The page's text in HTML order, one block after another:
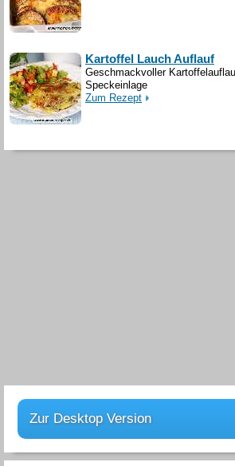
Kartoffel Lauch Auflauf
Geschmackvoller
Speckeinlage
Zum Rezept
Zur Desktop Version